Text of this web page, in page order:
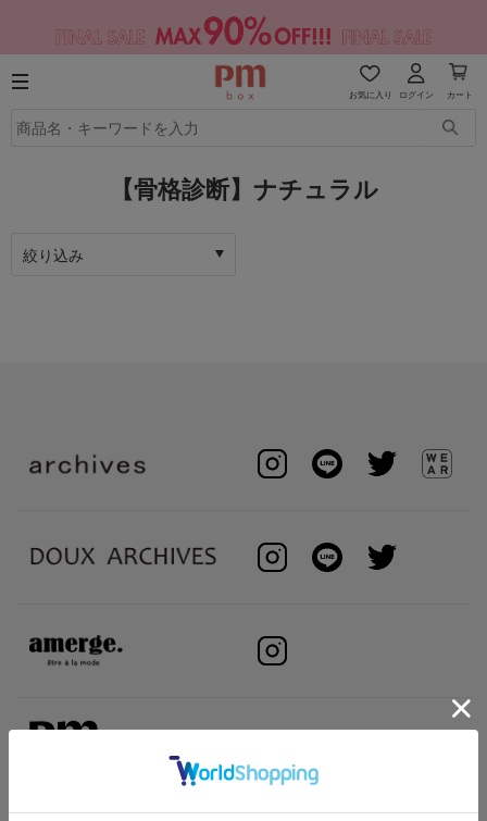
お気に入り ログイン カート
【骨格診断】ナチュラル
絞り込み